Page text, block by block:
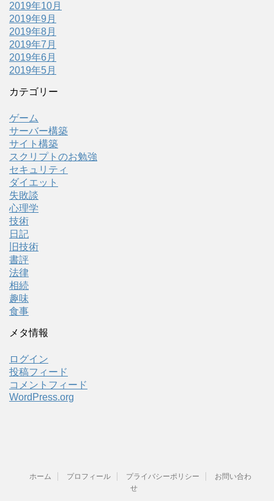
2019年10月
2019年9月
2019年8月
2019年7月
2019年6月
2019年5月
カテゴリー
ゲーム
サーバー構築
サイト構築
スクリプトのお勉強
セキュリティ
ダイエット
失敗談
心理学
技術
日記
旧技術
書評
法律
相続
趣味
食事
メタ情報
ログイン
投稿フィード
コメントフィード
WordPress.org
ホーム プロフィール プライバシーポリシー
お問い合わ
せ